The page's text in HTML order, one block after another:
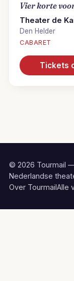
Vier korte
Theater de
Den Helder
CABARET
Tickets
© 2026 Tourmail
Nederlandse
Over TourmailAlle